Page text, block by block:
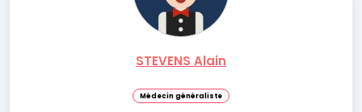
STEVENS Alain
Médecin généraliste